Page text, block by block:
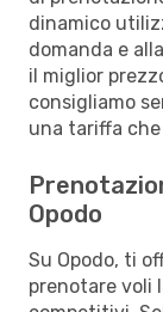
dinamico
domanda e
il miglior
consigliamo
una tariffa
Opodo
Su Opodo, ti
prenotare voli